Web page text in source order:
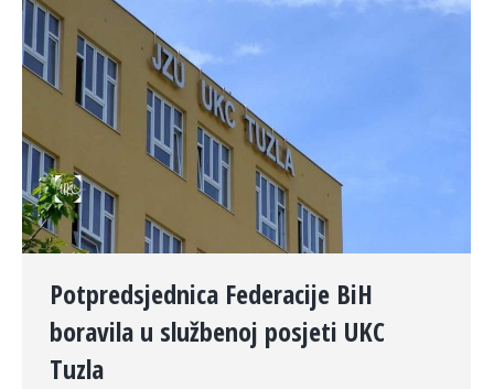
Potpredsjednica Federacije BiH
boravila u službenoj posjeti UKC
Tuzla